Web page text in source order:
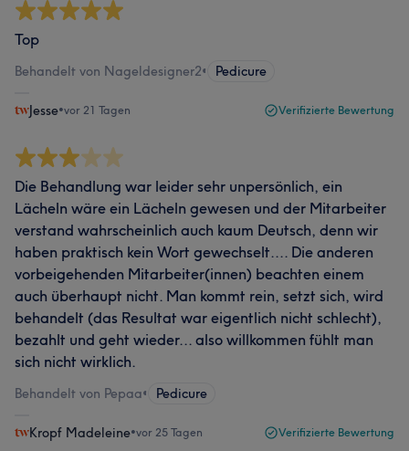
Top
Behandelt von Nageldesigner2• Pedicure
Jesse•vor 21 Tagen Verifizierte Bewertung
Die Behandlung war leider sehr unpersönlich, ein
Lächeln wäre ein Lächeln gewesen und der Mitarbeiter
verstand wahrscheinlich auch kaum Deutsch, denn wir
haben praktisch kein Wort gewechselt.... Die anderen
vorbeigehenden Mitarbeiter(innen) beachten einem
auch überhaupt nicht. Man kommt rein, setzt sich, wird
behandelt (das Resultat war eigentlich nicht schlecht),
bezahlt und geht wieder... also willkommen fühlt man
sich nicht wirklich.
Behandelt von Pepaa• Pedicure
Kropf Madeleine•vor 25 Tagen Verifizierte Bewertung